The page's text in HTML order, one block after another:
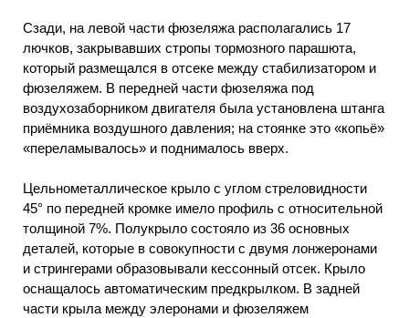
Сзади, на левой части фюзеляжа располагались 17
лючков, закрывавших стропы тормозного парашюта,
который размещался в отсеке между стабилизатором и
фюзеляжем. В передней части фюзеляжа под
воздухозаборником двигателя была установлена штанга
приёмника воздушного давления; на стоянке это «копьё»
«переламывалось» и поднималось вверх.
Цельнометаллическое крыло с углом стреловидности
45° по передней кромке имело профиль с относительной
толщиной 7%. Полукрыло состояло из 36 основных
деталей, которые в совокупности с двумя лонжеронами
и стрингерами образовывали кессонный отсек. Крыло
оснащалось автоматическим предкрылком. В задней
части крыла между элеронами и фюзеляжем